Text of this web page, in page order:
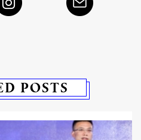
POSTS